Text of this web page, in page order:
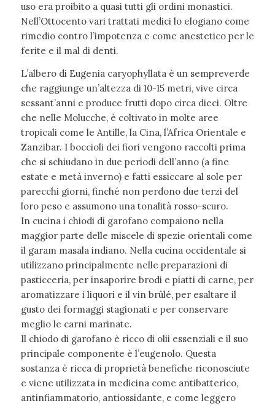
uso era proibito a quasi tutti gli ordini monastici.
Nell’Ottocento vari trattati medici lo elogiano come
rimedio contro l’impotenza e come anestetico per le
ferite e il mal di denti.
L’albero di Eugenia caryophyllata è un sempreverde
che raggiunge un’altezza di 10-15 metri, vive circa
sessant’anni e produce frutti dopo circa dieci. Oltre
che nelle Molucche, è coltivato in molte aree
tropicali come le Antille, la Cina, l’Africa Orientale e
Zanzibar. I boccioli dei fiori vengono raccolti prima
che si schiudano in due periodi dell’anno (a fine
estate e metà inverno) e fatti essiccare al sole per
parecchi giorni, finché non perdono due terzi del
loro peso e assumono una tonalità rosso-scuro.
In cucina i chiodi di garofano compaiono nella
maggior parte delle miscele di spezie orientali come
il garam masala indiano. Nella cucina occidentale si
utilizzano principalmente nelle preparazioni di
pasticceria, per insaporire brodi e piatti di carne, per
aromatizzare i liquori e il vin brûlé, per esaltare il
gusto dei formaggi stagionati e per conservare
meglio le carni marinate.
Il chiodo di garofano è ricco di olii essenziali e il suo
principale componente è l’eugenolo. Questa
sostanza è ricca di proprietà benefiche riconosciute
e viene utilizzata in medicina come antibatterico,
antinfiammatorio, antiossidante, e come leggero